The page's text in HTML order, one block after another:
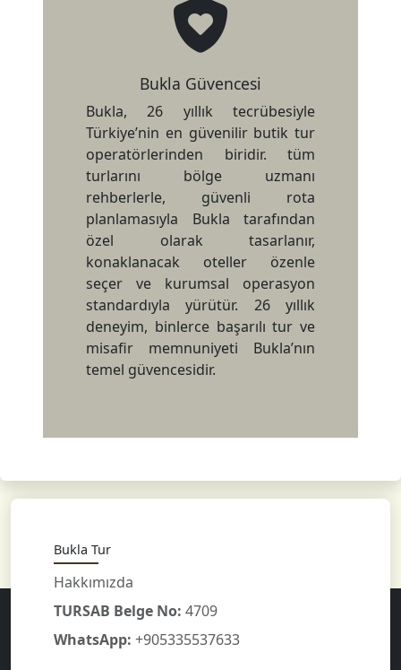
Bukla Güvencesi
Bukla, 26 yıllık tecrübesiyle
Türkiye’nin en güvenilir butik tur
operatörlerinden biridir. tüm
turlarını bölge uzmanı
rehberlerle, güvenli rota
planlamasıyla Bukla tarafından
özel olarak tasarlanır,
konaklanacak oteller özenle
seçer ve kurumsal operasyon
standardıyla yürütür. 26 yıllık
deneyim, binlerce başarılı tur ve
misafir memnuniyeti Bukla’nın
temel güvencesidir.
Bukla Tur
Hakkımızda
TURSAB Belge No: 4709
WhatsApp: +905335537633